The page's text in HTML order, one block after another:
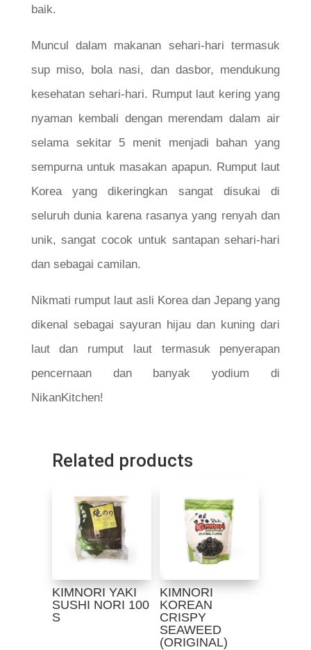
baik.
Muncul dalam makanan sehari-hari termasuk
sup miso, bola nasi, dan dasbor, mendukung
kesehatan sehari-hari. Rumput laut kering yang
nyaman kembali dengan merendam dalam air
selama sekitar 5 menit menjadi bahan yang
sempurna untuk masakan apapun. Rumput laut
Korea yang dikeringkan sangat disukai di
seluruh dunia karena rasanya yang renyah dan
unik, sangat cocok untuk santapan sehari-hari
dan sebagai camilan.
Nikmati rumput laut asli Korea dan Jepang yang
dikenal sebagai sayuran hijau dan kuning dari
laut dan rumput laut termasuk penyerapan
pencernaan dan banyak yodium di
NikanKitchen!
Related products
KIMNORI YAKI
SUSHI NORI 100
S
KIMNORI
KOREAN
CRISPY
SEAWEED
(ORIGINAL)